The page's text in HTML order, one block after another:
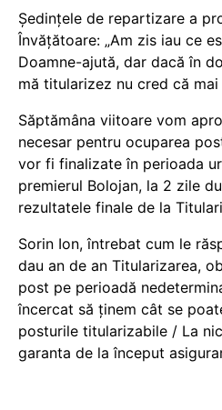
Ședințele de repartizare a
Învățătoare: „Am zis iau ce
Doamne-ajută, dar dacă în
mă titularizez nu cred că
Săptămâna viitoare vom
necesar pentru ocuparea
vor fi finalizate în perioada
premierul Bolojan, la 2 zile
rezultatele finale de la
Sorin Ion, întrebat cum le
dau an de an Titularizarea,
post pe perioadă
încercat să ținem cât se
posturile titularizabile / La
garanta de la început